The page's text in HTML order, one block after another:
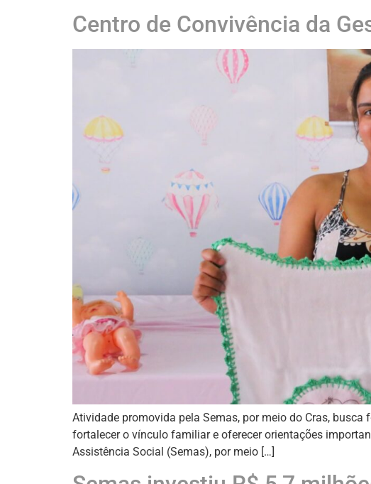
Centro de Convivência da
Atividade promovida pela Semas, por meio do Cras,
fortalecer o vínculo familiar e oferecer orientações
Assistência Social (Semas), por meio […]